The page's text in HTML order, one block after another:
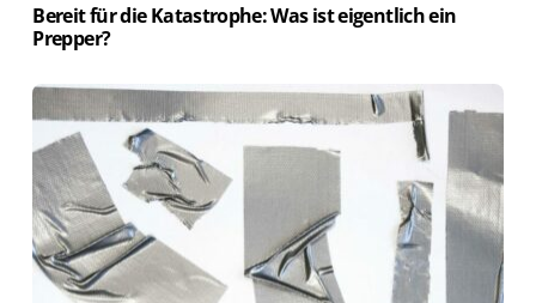
Bereit für die Katastrophe: Was ist eigentlich ein
Prepper?